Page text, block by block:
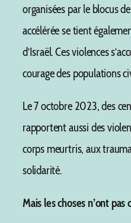
organisées par le blocus
accélérée se tient
d’Israël. Ces violences
courage des populations
Le 7 octobre 2023, des
rapportent aussi des
corps meurtris, aux
solidarité.
Mais les choses n’ont